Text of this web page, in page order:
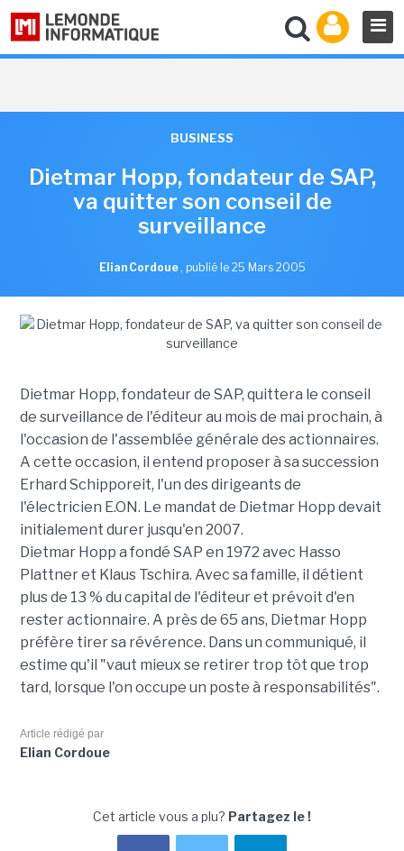
BUSINESS
Dietmar Hopp, fondateur de SAP,
va quitter son conseil de
surveillance
Elian Cordoue , publié le 25 Mars 2005
Dietmar Hopp, fondateur de SAP, quittera le conseil
de surveillance de l'éditeur au mois de mai prochain, à
l'occasion de l'assemblée générale des actionnaires.
A cette occasion, il entend proposer à sa succession
Erhard Schipporeit, l'un des dirigeants de
l'électricien E.ON. Le mandat de Dietmar Hopp devait
initialement durer jusqu'en 2007.
Dietmar Hopp a fondé SAP en 1972 avec Hasso
Plattner et Klaus Tschira. Avec sa famille, il détient
plus de 13 % du capital de l'éditeur et prévoit d'en
rester actionnaire. A près de 65 ans, Dietmar Hopp
préfère tirer sa révérence. Dans un communiqué, il
estime qu'il "vaut mieux se retirer trop tôt que trop
tard, lorsque l'on occupe un poste à responsabilités".
Article rédigé par
Elian Cordoue
Cet article vous a plu? Partagez le !